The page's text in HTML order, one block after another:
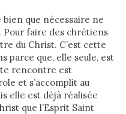
bien que nécessaire ne
Pour faire des chrétiens
du Christ. C’est cette
parce que, elle seule, est
rencontre est
et s’accomplit au
elle est déjà réalisée
que l’Esprit Saint